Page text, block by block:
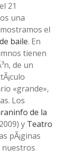
21
una
el
baile. En
tienen
de un
«grande»,
Los
de la
y Teatro
pÃ¡ginas
nuestros